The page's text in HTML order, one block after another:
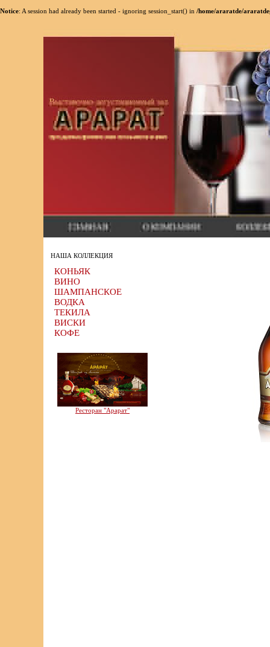
Notice: A session had already been started - ignoring session_start() in /home/araratde/
НАША КОЛЛЕКЦИЯ
КОНЬЯК
ВИНО
ШАМПАНСКОЕ
ВОДКА
ТЕКИЛА
ВИСКИ
КОФЕ
Ресторан "Арарат"